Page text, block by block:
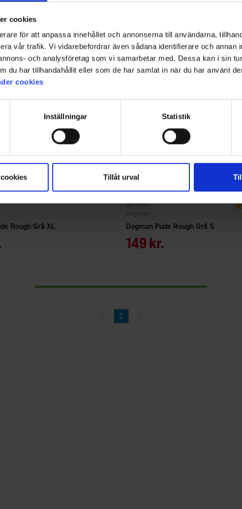
cookies
för att anpassa innehållet och annonserna till användarna,
vår trafik. Vi vidarebefordrar även sådana identifierare och annan
och analysföretag som vi samarbetar med. Dessa kan i sin
du har tillhandahållit eller som de har samlat in när du har använt
cookies
Inställningar Statistik
Tillåt urval
Rough Grå XL Dogman Pude Rough Grå S
Dogman
5383
149 kr.
1